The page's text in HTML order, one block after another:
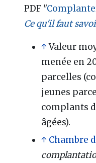
PDF "
Ce qu'il faut
↑Valeur
menée en
parcelles
jeunes
complants
âgées).
↑ Chambre